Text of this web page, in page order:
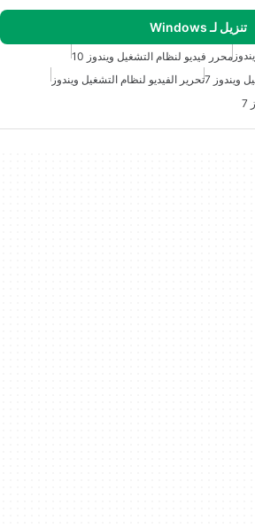
تنزيل لـ Windows
محرر فيديو لنظام التشغيل ويندوز 10
ويندوز 7
تحرير الفيديو لنظام التشغيل ويندوز